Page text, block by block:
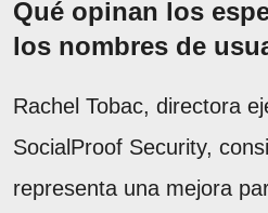
Qué opinan los
los nombres de
Rachel Tobac, directora
SocialProof Security,
representa una mejora